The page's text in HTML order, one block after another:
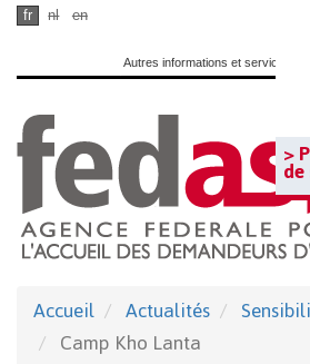
Passer
contenu
principal
>
fr nl en
Autres informations et services
Accueil Actualités
Camp Kho Lanta